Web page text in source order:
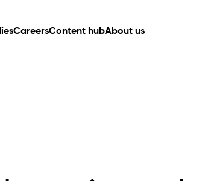
CareersContent hubAbout us